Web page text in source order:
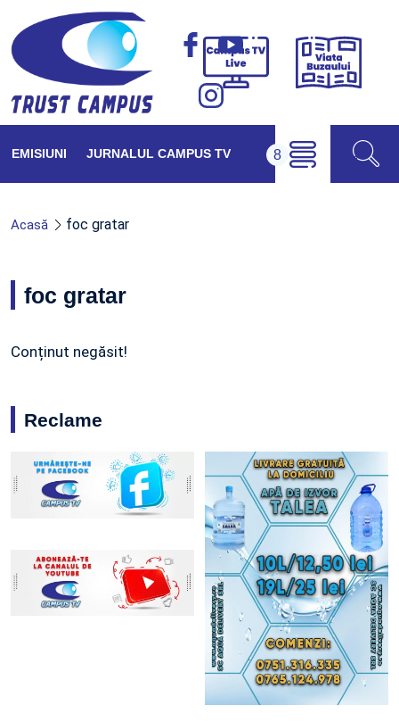
Campus
Viața
EMISIUNI JURNALUL CAMPUS TV
Acasă foc gratar
foc gratar
Conținut negăsit!
Reclame